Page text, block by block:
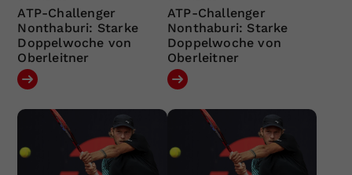
ATP-Challenger
Nonthaburi: Starke
Doppelwoche von
Oberleitner
ATP-Challenger
Nonthaburi: Starke
Doppelwoche von
Oberleitner